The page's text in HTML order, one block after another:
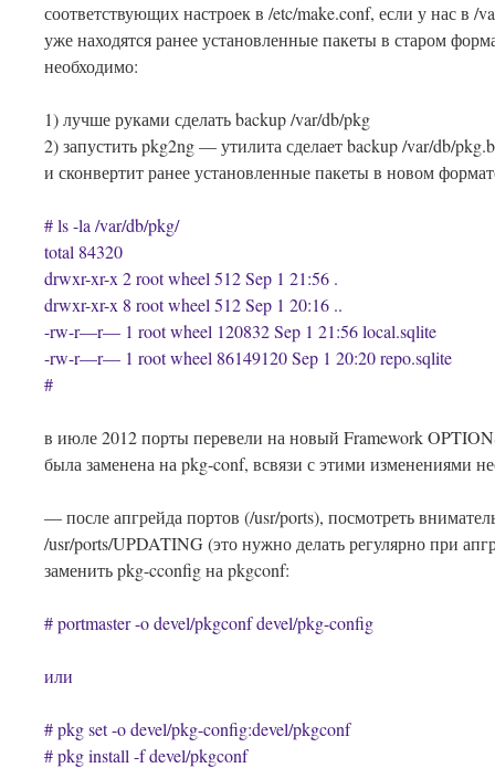
соответствующих настроек в /etc/make.conf, если у нас в /
уже находятся ранее установленные пакеты в старом
необходимо:
1) лучше руками сделать backup /var/db/pkg
2) запустить pkg2ng — утилита сделает backup /var/db/
и сконвертит ранее установленные пакеты в новом
# ls -la /var/db/pkg/
total 84320
drwxr-xr-x 2 root wheel 512 Sep 1 21:56 .
drwxr-xr-x 8 root wheel 512 Sep 1 20:16 ..
-rw-r—r— 1 root wheel 120832 Sep 1 21:56 local.sqlite
-rw-r—r— 1 root wheel 86149120 Sep 1 20:20 repo.sqlite
#
в июле 2012 порты перевели на новый Framework
была заменена на pkg-conf, всвязи с этими изменениями
— после апгрейда портов (/usr/ports), посмотреть
/usr/ports/UPDATING (это нужно делать регулярно при
заменить pkg-cconfig на pkgconf:
# portmaster -o devel/pkgconf devel/pkg-config
или
# pkg set -o devel/pkg-config:devel/pkgconf
# pkg install -f devel/pkgconf